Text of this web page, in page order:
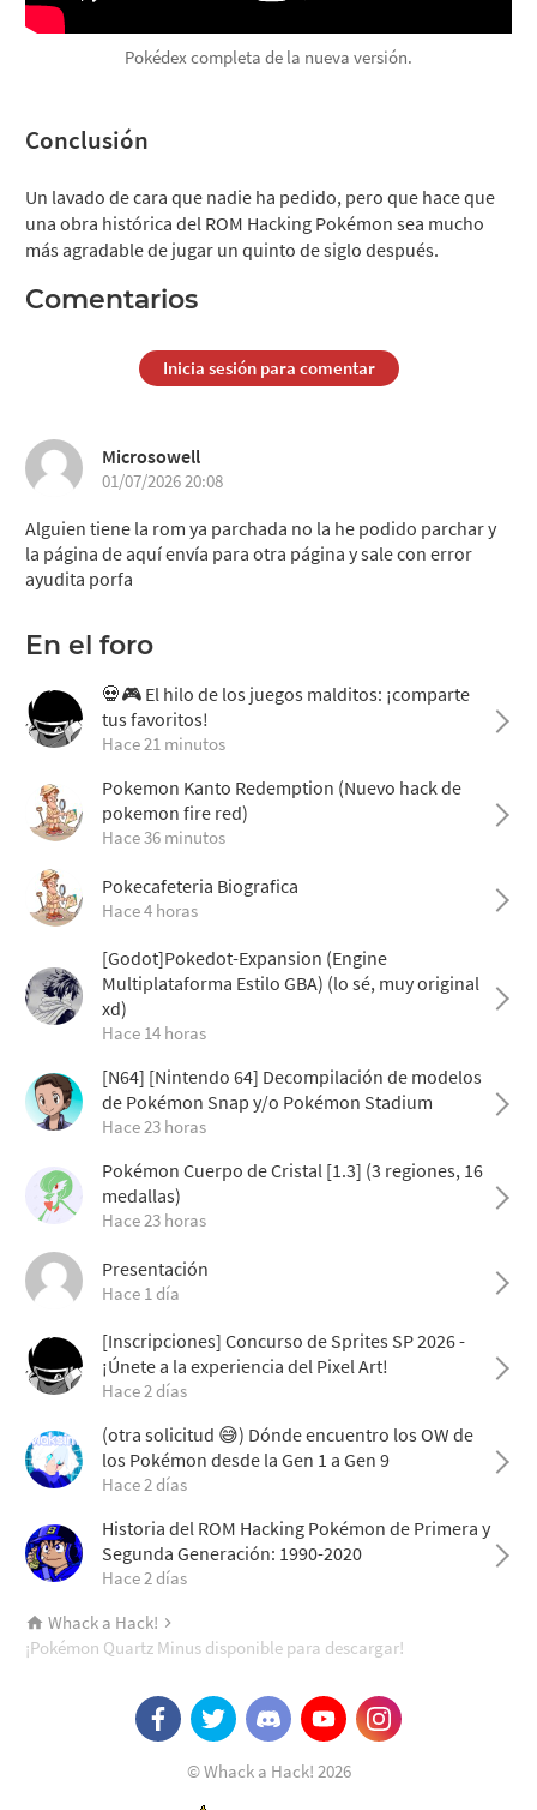
Pokédex completa de la nueva versión.
Conclusión
Un lavado de cara que nadie ha pedido, pero que hace que
una obra histórica del ROM Hacking Pokémon sea mucho
más agradable de jugar un quinto de siglo después.
Comentarios
Inicia sesión para comentar
Microsowell
01/07/2026 20:08
Alguien tiene la rom ya parchada no la he podido parchar y
la página de aquí envía para otra página y sale con error
ayudita porfa
En el foro
💀🎮 El hilo de los juegos malditos: ¡comparte
tus favoritos!
Hace 21 minutos
Pokemon Kanto Redemption (Nuevo hack de
pokemon fire red)
Hace 36 minutos
Pokecafeteria Biografica
Hace 4 horas
[Godot]Pokedot-Expansion (Engine
Multiplataforma Estilo GBA) (lo sé, muy original
xd)
Hace 14 horas
[N64] [Nintendo 64] Decompilación de modelos
de Pokémon Snap y/o Pokémon Stadium
Hace 23 horas
Pokémon Cuerpo de Cristal [1.3] (3 regiones, 16
medallas)
Hace 23 horas
Presentación
Hace 1 día
[Inscripciones] Concurso de Sprites SP 2026 -
¡Únete a la experiencia del Pixel Art!
Hace 2 días
(otra solicitud 😅) Dónde encuentro los OW de
los Pokémon desde la Gen 1 a Gen 9
Hace 2 días
Historia del ROM Hacking Pokémon de Primera y
Segunda Generación: 1990-2020
Hace 2 días
Whack a Hack!
¡Pokémon Quartz Minus disponible para descargar!
© Whack a Hack! 2026